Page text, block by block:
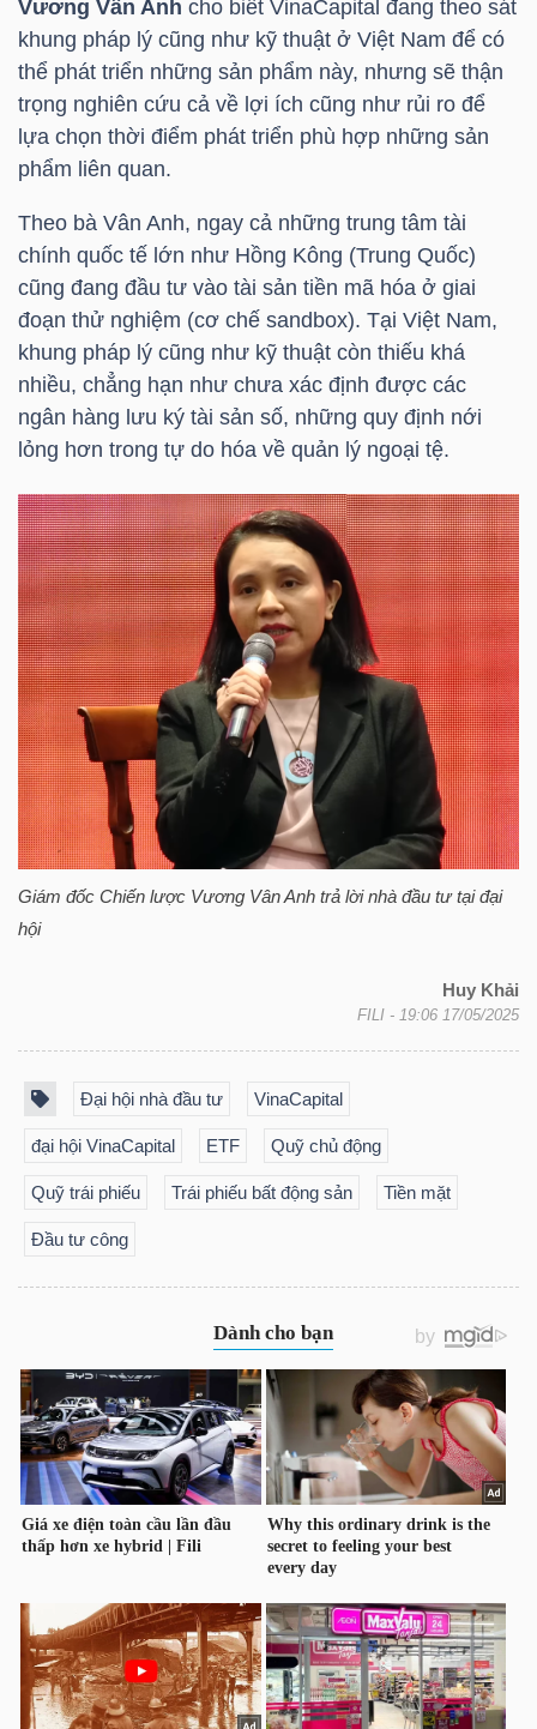
Vương Vân An h cho biết VinaCapital đang theo sát
khung pháp lý cũng như kỹ thuật ở Việt Nam để có
thể phát triển những sản phẩm này, nhưng sẽ thận
trọng nghiên cứu cả về lợi ích cũng như rủi ro để
lựa chọn thời điểm phát triển phù hợp những sản
phẩm liên quan.
Theo bà Vân Anh, ngay cả những trung tâm tài
chính quốc tế lớn như Hồng Kông (Trung Quốc)
cũng đang đầu tư vào tài sản tiền mã hóa ở giai
đoạn thử nghiệm (cơ chế sandbox). Tại Việt Nam,
khung pháp lý cũng như kỹ thuật còn thiếu khá
nhiều, chẳng hạn như chưa xác định được các
ngân hàng lưu ký tài sản số, những quy định nới
lỏng hơn trong tự do hóa về quản lý ngoại tệ.
Giám đốc Chiến lược Vương Vân Anh trả lời nhà đầu tư tại đại
hội
Huy Khải
FILI - 19:06 17/05/2025
Đại hội nhà đầu tư VinaCapital
đại hội VinaCapital ETF Quỹ chủ động
Quỹ trái phiếu Trái phiếu bất động sản Tiền mặt
Đầu tư công